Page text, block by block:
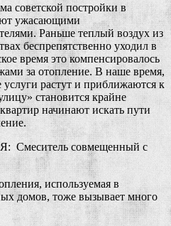
советской постройки в
ужасающими
Раньше теплый воздух из
беспрепятственно уходил в
время это компенсировалось
за отопление. В наше время,
растут и приближаются к
становится крайне
начинают искать пути
совмещенный с
используемая в
домов, тоже вызывает много